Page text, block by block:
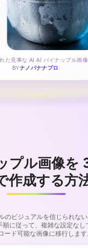
た見事な AI AI パイナップル画
BYナノバナナプロ .
プル画像を
作成する方
のビジュアルを信じられな
順に従って、複雑な設定なし
ード可能な画像に移行します